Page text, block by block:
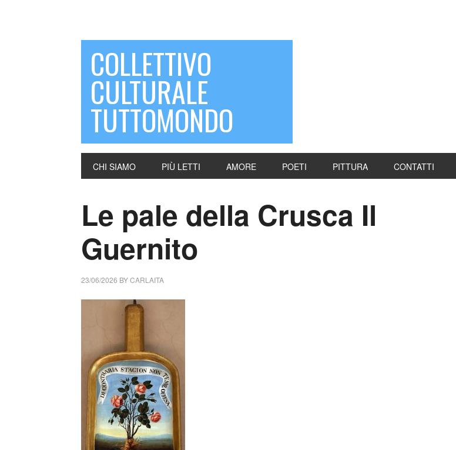
COLLETTIVO
CULTURALE
TUTTOMONDO
CHI SIAMO PIÙ LETTI AMORE POETI PITTURA CONTATTI
Le pale della Crusca Il
Guernito
23/06/2026 BYCARLAITA